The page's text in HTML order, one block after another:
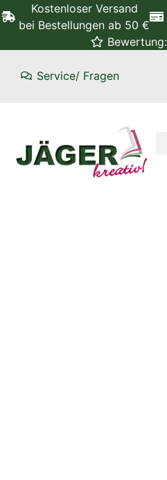
Kostenloser Versand
bei Bestellungen ab 50 €
Bewertung:
Service/ Fragen